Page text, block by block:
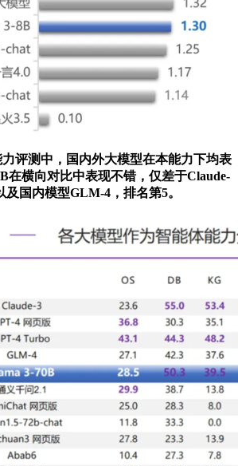
测中，国内外大模型在本能力下均表
在横向对比中表现不错，仅差于Claude-
及国内模型GLM-4，排名第5。